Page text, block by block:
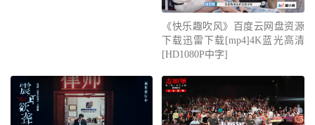
《快乐趣吹风》百度云网盘资源
下载迅雷下载[mp4]4K蓝光高清
[HD1080P中字]